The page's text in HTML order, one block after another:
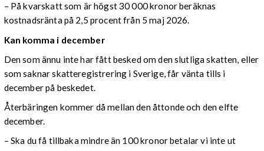
– På kvarskatt som är högst 30 000 kronor beräknas
kostnadsränta på 2,5 procent från 5 maj 2026.
Kan komma i december
Den som ännu inte har fått besked om den slutliga skatten, eller
som saknar skatteregistrering i Sverige, får vänta tills i
december på beskedet.
Återbäringen kommer då mellan den åttonde och den elfte
december.
– Ska du få tillbaka mindre än 100 kronor betalar vi inte ut